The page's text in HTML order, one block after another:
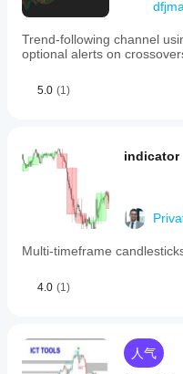
Trend-following channel
optional alerts on
5.0 (1)
indicator
Multi-timeframe
4.0 (1)
人气